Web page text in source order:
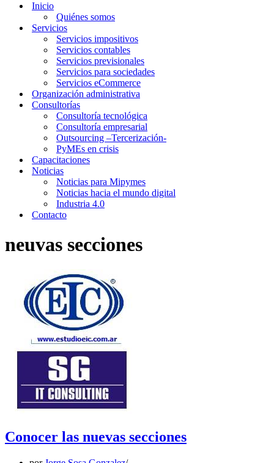
navegación
Inicio
Quiénes somos
Servicios
Servicios impositivos
Servicios contables
Servicios previsionales
Servicios para sociedades
Servicios eCommerce
Organización administrativa
Consultorías
Consultoría tecnológica
Consultoría empresarial
Outsourcing –Tercerización-
PyMEs en crisis
Capacitaciones
Noticias
Noticias para Mipymes
Noticias hacia el mundo digital
Industria 4.0
Contacto
neuvas secciones
Conocer las nuevas secciones